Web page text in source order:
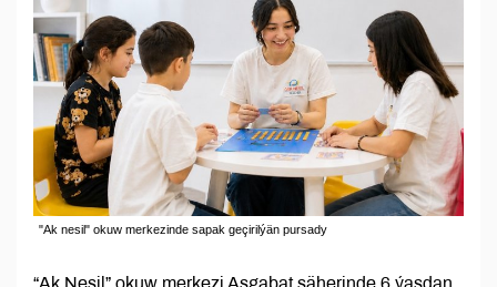
"Ak nesil" okuw merkezinde sapak geçirilýän pursady
“Ak Nesil” okuw merkezi Aşgabat şäherinde 6 ýaşdan